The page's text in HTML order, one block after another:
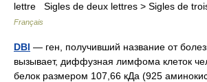
lettre Sigles de deux lettres > Sigles de
Français
DBl — ген, получивший название от
вызывает, диффузная лимфома клеток
белок размером 107,66 кДа (925